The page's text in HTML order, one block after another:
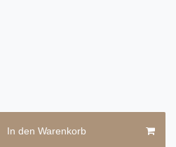
In den Warenkorb